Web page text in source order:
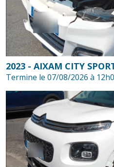
2023 - AIXAM CITY
Termine le 07/08/2026 à